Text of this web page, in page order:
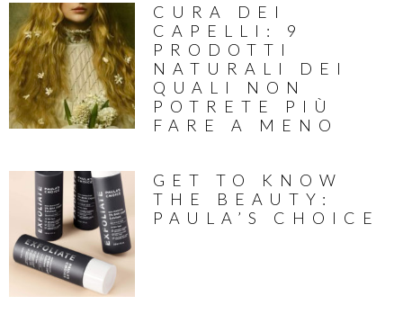
CURA DEI
CAPELLI: 9
PRODOTTI
NATURALI DEI
QUALI NON
POTRETE PIÙ
FARE A MENO
GET TO KNOW
THE BEAUTY:
PAULA’S CHOICE